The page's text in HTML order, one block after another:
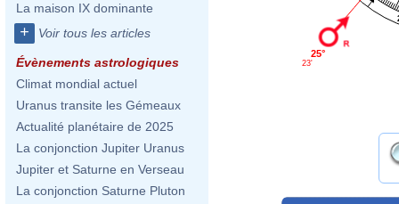
La maison IX dominante
+ Voir tous les articles
Évènements astrologiques
Climat mondial actuel
Uranus transite les Gémeaux
Actualité planétaire de 2025
La conjonction Jupiter Uranus
Jupiter et Saturne en Verseau
La conjonction Saturne Pluton
25°
23'